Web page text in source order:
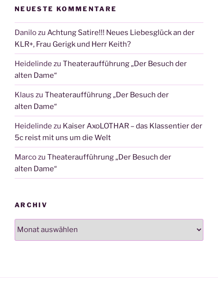
NEUESTE KOMMENTARE
Danilozu Achtung Satire!!! Neues Liebesglück an der
KLR+, Frau Gerigk und Herr Keith?
Heidelinde zu Theateraufführung „Der Besuch der
alten Dame“
Klaus zu Theateraufführung „Der Besuch der
alten Dame“
Heidelinde zu Kaiser AxoLOTHAR – das Klassentier der
5c reist mit uns um die Welt
Marcozu Theateraufführung „Der Besuch der
alten Dame“
ARCHIV
Archiv